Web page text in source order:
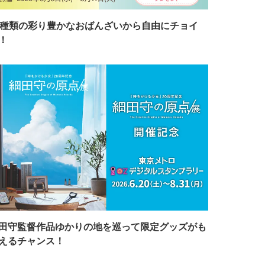
類の彩り豊かなおばんざいから自由にチョイ
守監督作品ゆかりの地を巡って限定グッズがも
るチャンス！